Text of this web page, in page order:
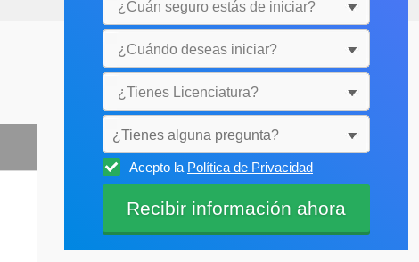
¿Tienes alguna pregunta?
Selecciónala
Acepto la Política de Privacidad